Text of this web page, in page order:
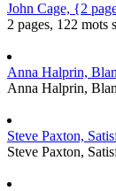
John Cage, {2
2 pages, 122
Anna Halprin,
Anna Halprin,
Steve Paxton,
Steve Paxton,